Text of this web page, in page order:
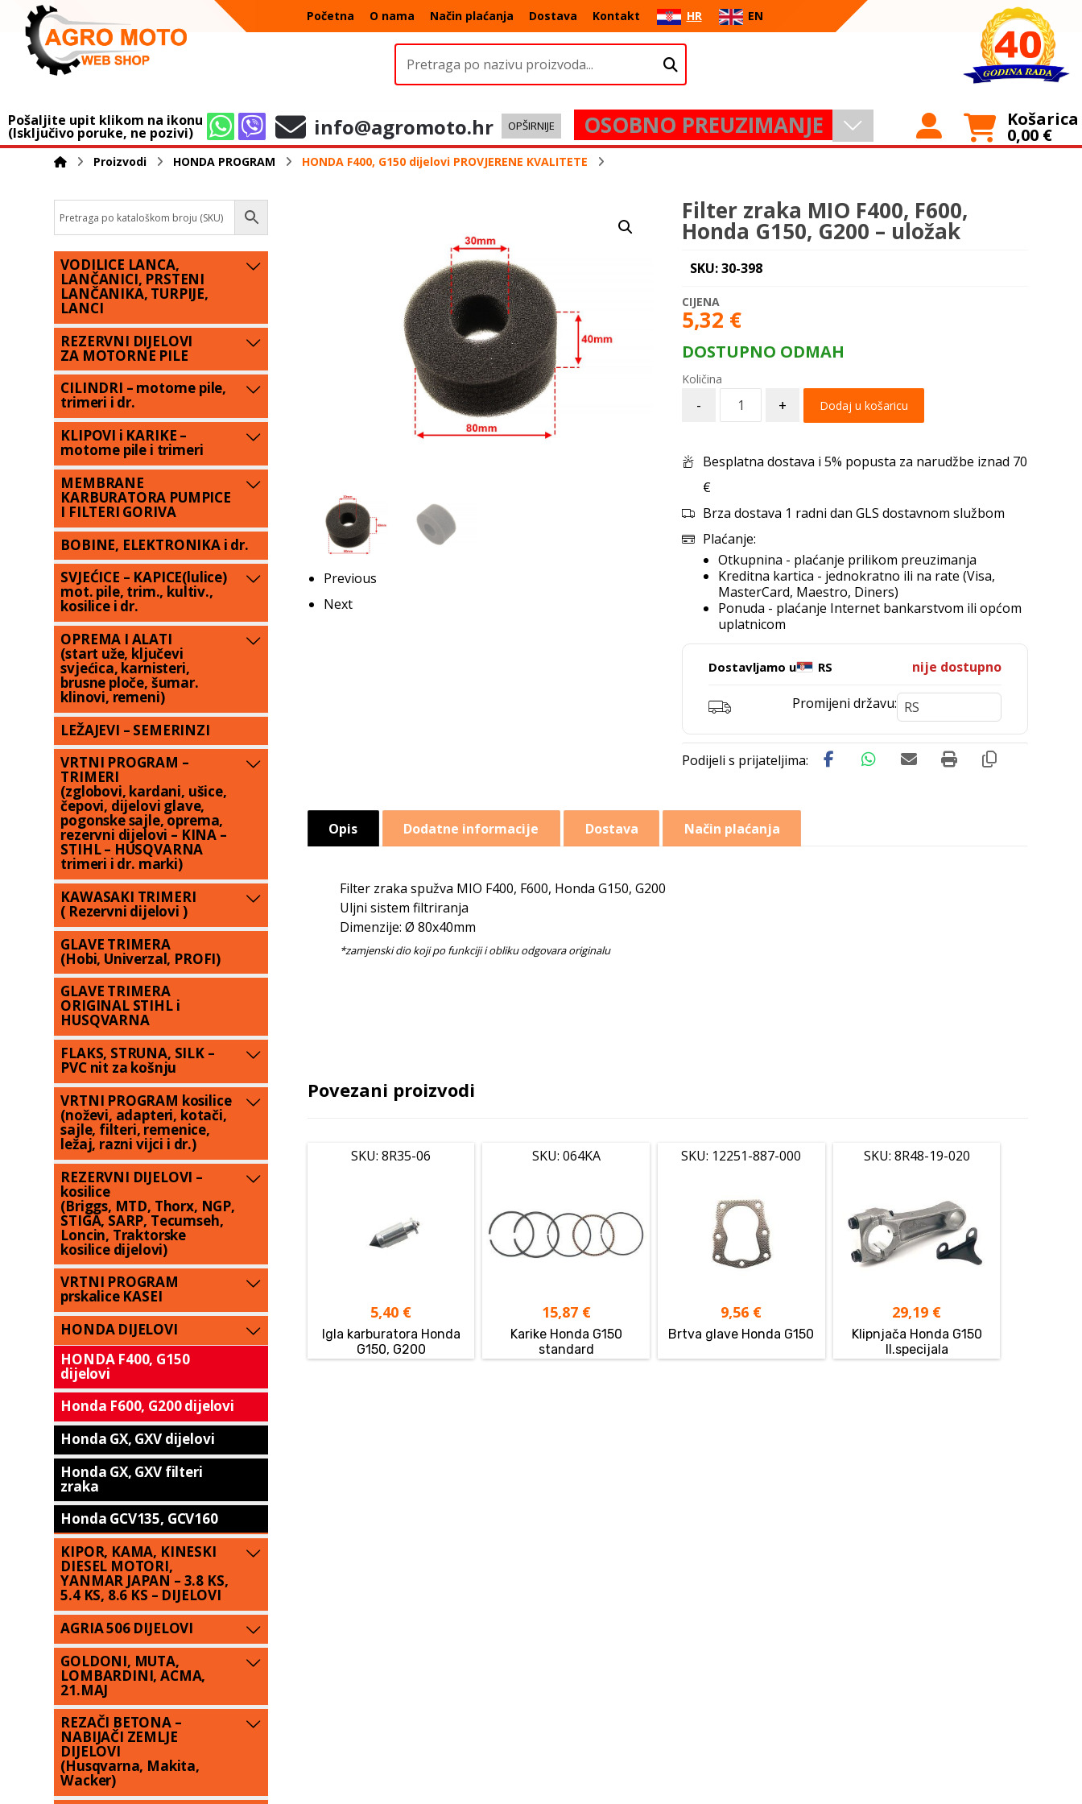
Početna O nama Način plaćanja Dostava Kontakt HR EN
Pošaljite upit klikom na ikonu
(Isključivo poruke, ne pozivi) info@agromoto.hr OPŠIRNIJE OSOBNO PREUZIMANJE Košarica
0,00 €
Proizvodi HONDA PROGRAM HONDA F400, G150 dijelovi PROVJERENE KVALITETE
Previous
Next
Filter zraka MIO F400, F600,
Honda G150, G200 – uložak
SKU: 30-398
5,32 €
DOSTUPNO ODMAH
- + Dodaj u košaricu
Besplatna dostava i 5% popusta za narudžbe iznad 70
€
Brza dostava 1 radni dan GLS dostavnom službom
Plaćanje:
Otkupnina - plaćanje prilikom preuzimanja
Kreditna kartica - jednokratno ili na rate (Visa,
MasterCard, Maestro, Diners)
Ponuda - plaćanje Internet bankarstvom ili općom
uplatnicom
Dostavljamo u RS nije dostupno
Promijeni državu:
Opis Dodatne informacije Dostava Način plaćanja
Filter zraka spužva MIO F400, F600, Honda G150, G200
Uljni sistem filtriranja
Dimenzije: Ø 80x40mm
Povezani proizvodi
SKU: 8R35-06
5,40 €
Igla karburatora Honda
G150, G200
SKU: 064KA
15,87 €
Karike Honda G150
standard
SKU: 12251-887-000
9,56 €
Brtva glave Honda G150
SKU: 8R48-19-020
29,19 €
Klipnjača Honda G150
II.specijala
VODILICE LANCA,
LANČANICI, PRSTENI
LANČANIKA, TURPIJE,
LANCI
REZERVNI DIJELOVI
ZA MOTORNE PILE
CILINDRI – motorne pile,
trimeri i dr.
KLIPOVI i KARIKE –
motorne pile i trimeri
MEMBRANE
KARBURATORA PUMPICE
I FILTERI GORIVA
BOBINE, ELEKTRONIKA i dr.
SVJEĆICE – KAPICE(lulice)
mot. pile, trim., kultiv.,
kosilice i dr.
OPREMA I ALATI
(start uže, ključevi
svjećica, karnisteri,
brusne ploče, šumar.
klinovi, remeni)
LEŽAJEVI – SEMERINZI
VRTNI PROGRAM –
TRIMERI
(zglobovi, kardani, ušice,
čepovi, dijelovi glave,
pogonske sajle, oprema,
rezervni dijelovi – KINA –
STIHL – HUSQVARNA
trimeri i dr. marki)
KAWASAKI TRIMERI
( Rezervni dijelovi )
GLAVE TRIMERA
(Hobi, Univerzal, PROFI)
GLAVE TRIMERA
ORIGINAL STIHL i
HUSQVARNA
FLAKS, STRUNA, SILK –
PVC nit za košnju
VRTNI PROGRAM kosilice
(noževi, adapteri, kotači,
sajle, filteri, remenice,
ležaj, razni vijci i dr.)
REZERVNI DIJELOVI –
kosilice
(Briggs, MTD, Thorx, NGP,
STIGA, SARP, Tecumseh,
Loncin, Traktorske
kosilice dijelovi)
VRTNI PROGRAM
prskalice KASEI
HONDA DIJELOVI
HONDA F400, G150
dijelovi
Honda F600, G200 dijelovi
Honda GX, GXV dijelovi
Honda GX, GXV filteri
zraka
Honda GCV135, GCV160
KIPOR, KAMA, KINESKI
DIESEL MOTORI,
YANMAR JAPAN – 3.8 KS,
5.4 KS, 8.6 KS – DIJELOVI
AGRIA 506 DIJELOVI
GOLDONI, MUTA,
LOMBARDINI, ACMA,
21.MAJ
REZAČI BETONA –
NABIJAČI ZEMLJE
DIJELOVI
(Husqvarna, Makita,
Wacker)